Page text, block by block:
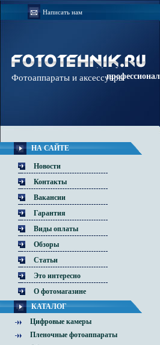
Написать нам
Доверяйте
Фотоаппараты и аксессуары
НА САЙТЕ
Новости
Контакты
Вакансии
Гарантия
Виды оплаты
Обзоры
Статьи
Это интересно
О фотомагазине
КАТАЛОГ
Цифровые камеры
Пленочные фотоаппараты